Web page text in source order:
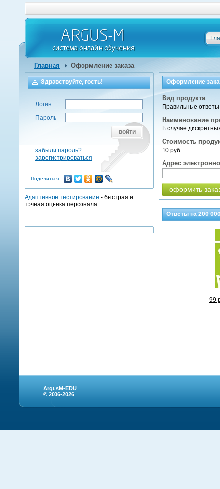
Главная Оформление заказа
Оформление
Вид продукта
Правильные ответы
Наименование
В случае
Стоимость
10 руб.
Адрес
оформить
Ответы на200 000
99
Здравствуйте, гость!
Логин
Пароль
войти
забыли пароль?
зарегистрироваться
Поделиться
Адаптивное тестирование - быстрая и
точная оценка персонала
ArgusM-EDU
© 2006-2026